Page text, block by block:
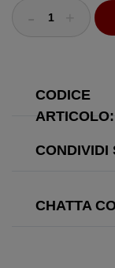
CODICE
ARTICOLO:
CONDIVIDI
CHATTA